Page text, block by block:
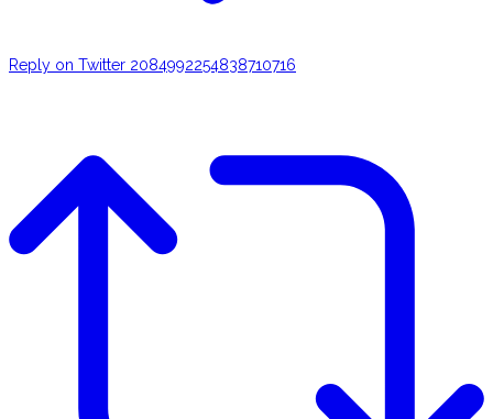
Reply on Twitter 2084992254838710716